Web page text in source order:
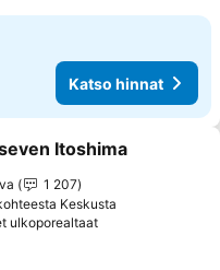
Katso hinnat
suosikkeihin
Itoshima
1 207
Keskusta
ulkoporealtaat